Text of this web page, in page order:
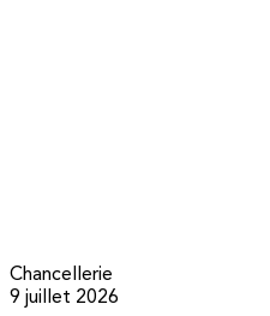
Chancellerie
9 juillet 2026